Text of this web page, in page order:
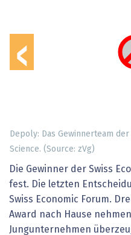
‹
Depoly: Das Gewinnerteam
Science. (Source: zVg)
Die Gewinner der Swiss
fest. Die letzten
Swiss Economic Forum.
Award nach Hause
Jungunternehmen